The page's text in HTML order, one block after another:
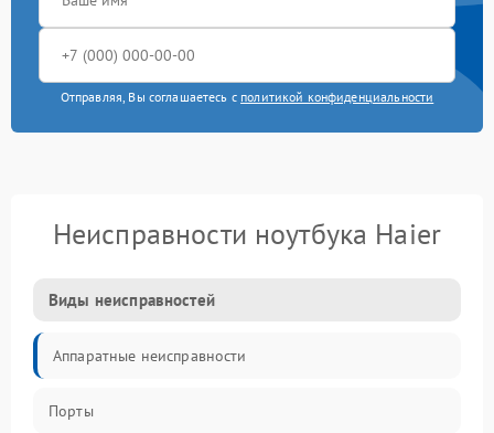
Отправляя, Вы соглашаетесь с политикой конфиденциальности
Неисправности ноутбука Haier
Виды неисправностей
Аппаратные неисправности
Порты